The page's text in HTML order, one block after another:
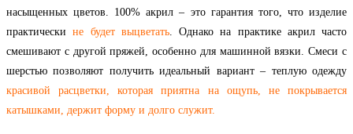
насыщенных цветов. 100% акрил – это гарантия того, что изделие
практическине будет выцветать. Однако на практике акрил часто
смешивают с другой пряжей, особенно для машинной вязки. Смеси с
шерстью позволяют получить идеальный вариант – теплую одежду
красивой расцветки, которая приятна на ощупь, не покрывается
катышками, держит форму и долго служит.